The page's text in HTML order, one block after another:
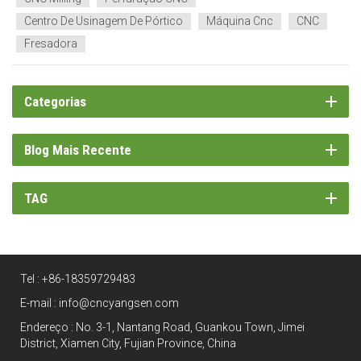
Começando co...
Centro De Usinagem De Pórtico
Máquina Cnc
CNC
Fresadora
Categorias
Blog Mais Recente
TAG
Tel : +86-18359729483
E-mail : info@cncyangsen.com
Endereço : No. 3-1, Nantang Road, Guankou Town, Jimei
District, Xiamen City, Fujian Province, China